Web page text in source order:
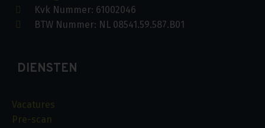
Kvk Nummer: 61002046
BTW Nummer: NL 08541.59.587.B01
DIENSTEN
Vacatures
Pre-scan